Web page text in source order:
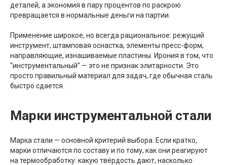
деталей, а экономия в пару процентов по раскрою
превращается в нормальные деньги на партии.
Применение широкое, но всегда рациональное: режущий
инструмент, штамповая оснастка, элементы пресс-форм,
направляющие, изнашиваемые пластины. Ирония в том, что
“инструментальный” — это не признак элитарности. Это
просто правильный материал для задач, где обычная сталь
быстро сдается.
Марки инструментальной стали
Марка стали — основной критерий выбора. Если кратко,
марки отличаются по составу и по тому, как они реагируют
на термообработку: какую твёрдость дают, насколько